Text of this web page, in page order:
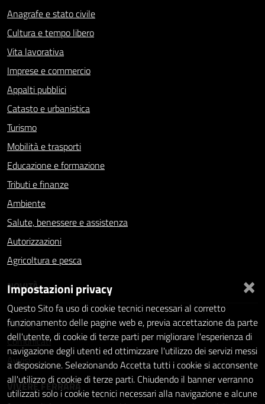
Anagrafe e stato civile
Cultura e tempo libero
Vita lavorativa
Imprese e commercio
Appalti pubblici
Catasto e urbanistica
Turismo
Mobilità e trasporti
Educazione e formazione
Tributi e finanze
Ambiente
Salute, benessere e assistenza
Autorizzazioni
Agricoltura e pesca
NOVITÀ
Notizie
Comunicati
Avvisi
VIVERE FERRARA
×
Impostazioni privacy
Questo Sito fa uso di cookie tecnici necessari al corretto
funzionamento delle pagine web e, previa accettazione da parte
dell'utente, di cookie di terze parti per migliorare l'esperienza di
navigazione degli utenti ed ottimizzare l'utilizzo dei servizi messi
a disposizione. Selezionando Accetta tutti i cookie si acconsente
all'utilizzo di cookie di terze parti. Chiudendo il banner verranno
utilizzati solo i cookie tecnici necessari alla navigazione e alcune